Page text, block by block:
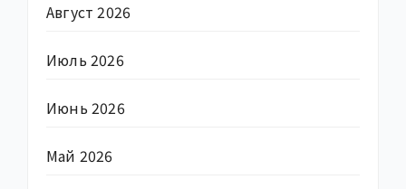
Август 2026
Июль 2026
Июнь 2026
Май 2026